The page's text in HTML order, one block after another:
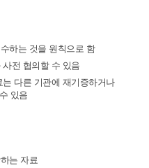
하는 것을 원칙으로 함
전 협의할 수 있음
는 다른 기관에 재기증하거나
있음
는 자료